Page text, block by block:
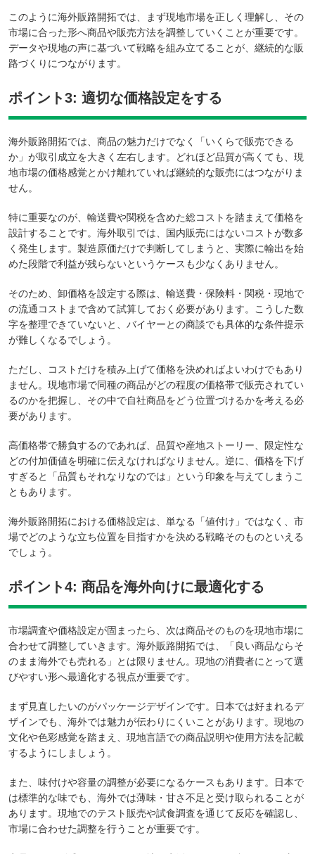
このように海外販路開拓では、まず現地市場を正しく理解し、その
市場に合った形へ商品や販売方法を調整していくことが重要です。
データや現地の声に基づいて戦略を組み立てることが、継続的な販
路づくりにつながります。
ポイント3: 適切な価格設定をする
海外販路開拓では、商品の魅力だけでなく「いくらで販売できる
か」が取引成立を大きく左右します。どれほど品質が高くても、現
地市場の価格感覚とかけ離れていれば継続的な販売にはつながりま
せん。
特に重要なのが、輸送費や関税を含めた総コストを踏まえて価格を
設計することです。海外取引では、国内販売にはないコストが数多
く発生します。製造原価だけで判断してしまうと、実際に輸出を始
めた段階で利益が残らないというケースも少なくありません。
そのため、卸価格を設定する際は、輸送費・保険料・関税・現地で
の流通コストまで含めて試算しておく必要があります。こうした数
字を整理できていないと、バイヤーとの商談でも具体的な条件提示
が難しくなるでしょう。
ただし、コストだけを積み上げて価格を決めればよいわけでもあり
ません。現地市場で同種の商品がどの程度の価格帯で販売されてい
るのかを把握し、その中で自社商品をどう位置づけるかを考える必
要があります。
高価格帯で勝負するのであれば、品質や産地ストーリー、限定性な
どの付加価値を明確に伝えなければなりません。逆に、価格を下げ
すぎると「品質もそれなりなのでは」という印象を与えてしまうこ
ともあります。
海外販路開拓における価格設定は、単なる「値付け」ではなく、市
場でどのような立ち位置を目指すかを決める戦略そのものといえる
でしょう。
ポイント4: 商品を海外向けに最適化する
市場調査や価格設定が固まったら、次は商品そのものを現地市場に
合わせて調整していきます。海外販路開拓では、「良い商品ならそ
のまま海外でも売れる」とは限りません。現地の消費者にとって選
びやすい形へ最適化する視点が重要です。
まず見直したいのがパッケージデザインです。日本では好まれるデ
ザインでも、海外では魅力が伝わりにくいことがあります。現地の
文化や色彩感覚を踏まえ、現地言語での商品説明や使用方法を記載
するようにしましょう。
また、味付けや容量の調整が必要になるケースもあります。日本で
は標準的な味でも、海外では薄味・甘さ不足と受け取られることが
あります。現地でのテスト販売や試食調査を通じて反応を確認し、
市場に合わせた調整を行うことが重要です。